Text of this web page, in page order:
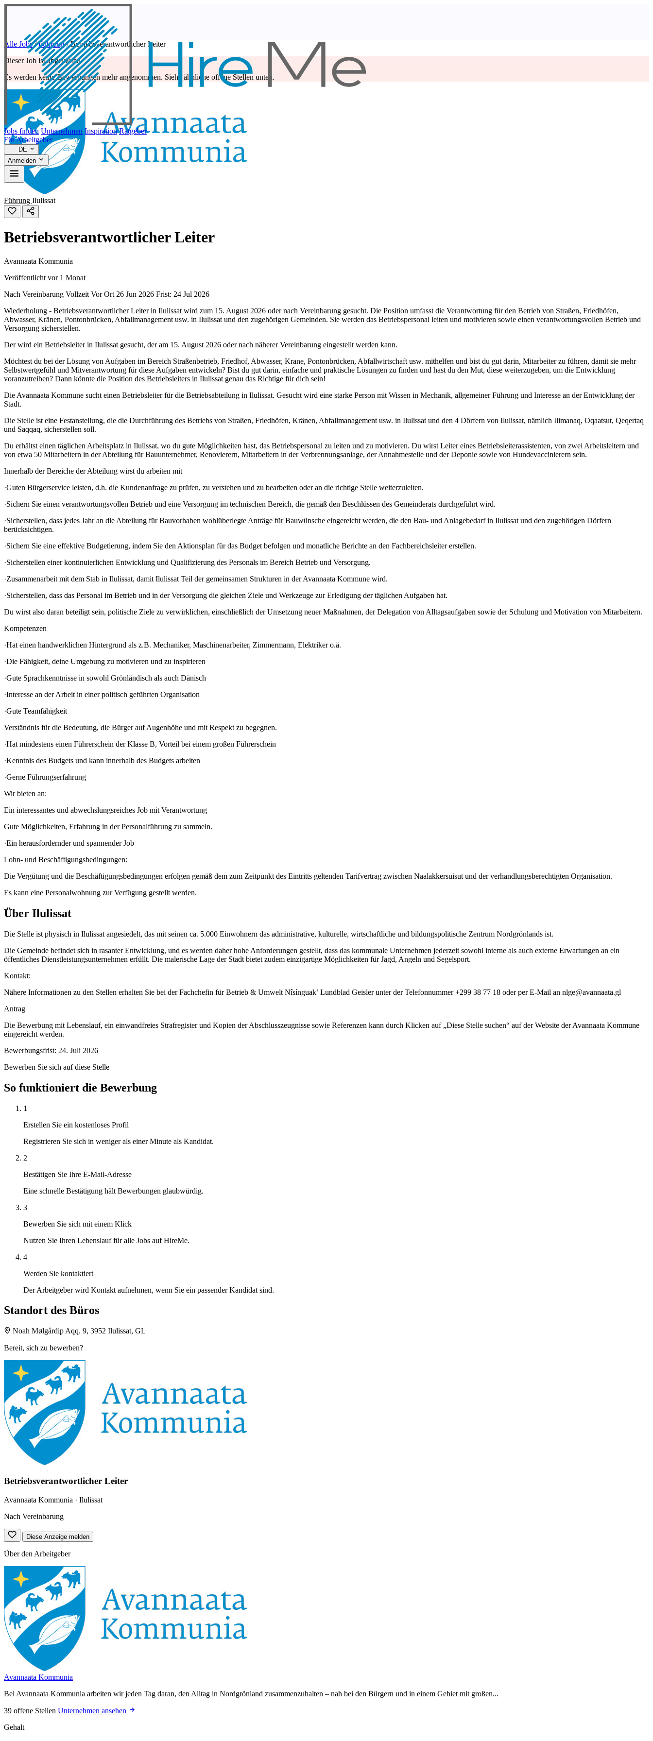
Jobs finden Unternehmen Inspiration Ratgeber
Für Arbeitgeber
DE
Anmelden
Alle Jobs / Führung / Betriebsverantwortlicher Leiter
Dieser Job ist abgelaufen.
Es werden keine Bewerbungen mehr angenommen. Siehe ähnliche offene Stellen unten.
Führung Ilulissat
Betriebsverantwortlicher Leiter
Avannaata Kommunia
Veröffentlicht vor 1 Monat
Nach Vereinbarung Vollzeit Vor Ort 26 Jun 2026 Frist: 24 Jul 2026
Wiederholung - Betriebsverantwortlicher Leiter in Ilulissat wird zum 15. August 2026 oder nach Vereinbarung gesucht. Die Position umfasst die Verantwortung für den Betrieb von Straßen, Friedhöfen,
Abwasser, Kränen, Pontonbrücken, Abfallmanagement usw. in Ilulissat und den zugehörigen Gemeinden. Sie werden das Betriebspersonal leiten und motivieren sowie einen verantwortungsvollen Betrieb und
Versorgung sicherstellen.
Der wird ein Betriebsleiter in Ilulissat gesucht, der am 15. August 2026 oder nach näherer Vereinbarung eingestellt werden kann.
Möchtest du bei der Lösung von Aufgaben im Bereich Straßenbetrieb, Friedhof, Abwasser, Krane, Pontonbrücken, Abfallwirtschaft usw. mithelfen und bist du gut darin, Mitarbeiter zu führen, damit sie mehr
Selbstwertgefühl und Mitverantwortung für diese Aufgaben entwickeln? Bist du gut darin, einfache und praktische Lösungen zu finden und hast du den Mut, diese weiterzugeben, um die Entwicklung
voranzutreiben? Dann könnte die Position des Betriebsleiters in Ilulissat genau das Richtige für dich sein!
Die Avannaata Kommune sucht einen Betriebsleiter für die Betriebsabteilung in Ilulissat. Gesucht wird eine starke Person mit Wissen in Mechanik, allgemeiner Führung und Interesse an der Entwicklung der
Stadt.
Die Stelle ist eine Festanstellung, die die Durchführung des Betriebs von Straßen, Friedhöfen, Kränen, Abfallmanagement usw. in Ilulissat und den 4 Dörfern von Ilulissat, nämlich Ilimanaq, Oqaatsut, Qeqertaq
und Saqqaq, sicherstellen soll.
Du erhältst einen täglichen Arbeitsplatz in Ilulissat, wo du gute Möglichkeiten hast, das Betriebspersonal zu leiten und zu motivieren. Du wirst Leiter eines Betriebsleiterassistenten, von zwei Arbeitsleitern und
von etwa 50 Mitarbeitern in der Abteilung für Bauunternehmer, Renovierern, Mitarbeitern in der Verbrennungsanlage, der Annahmestelle und der Deponie sowie von Hundevaccinierern sein.
Innerhalb der Bereiche der Abteilung wirst du arbeiten mit
·Guten Bürgerservice leisten, d.h. die Kundenanfrage zu prüfen, zu verstehen und zu bearbeiten oder an die richtige Stelle weiterzuleiten.
·Sichern Sie einen verantwortungsvollen Betrieb und eine Versorgung im technischen Bereich, die gemäß den Beschlüssen des Gemeinderats durchgeführt wird.
·Sicherstellen, dass jedes Jahr an die Abteilung für Bauvorhaben wohlüberlegte Anträge für Bauwünsche eingereicht werden, die den Bau- und Anlagebedarf in Ilulissat und den zugehörigen Dörfern
berücksichtigen.
·Sichern Sie eine effektive Budgetierung, indem Sie den Aktionsplan für das Budget befolgen und monatliche Berichte an den Fachbereichsleiter erstellen.
·Sicherstellen einer kontinuierlichen Entwicklung und Qualifizierung des Personals im Bereich Betrieb und Versorgung.
·Zusammenarbeit mit dem Stab in Ilulissat, damit Ilulissat Teil der gemeinsamen Strukturen in der Avannaata Kommune wird.
·Sicherstellen, dass das Personal im Betrieb und in der Versorgung die gleichen Ziele und Werkzeuge zur Erledigung der täglichen Aufgaben hat.
Du wirst also daran beteiligt sein, politische Ziele zu verwirklichen, einschließlich der Umsetzung neuer Maßnahmen, der Delegation von Alltagsaufgaben sowie der Schulung und Motivation von Mitarbeitern.
Kompetenzen
·Hat einen handwerklichen Hintergrund als z.B. Mechaniker, Maschinenarbeiter, Zimmermann, Elektriker o.ä.
·Die Fähigkeit, deine Umgebung zu motivieren und zu inspirieren
·Gute Sprachkenntnisse in sowohl Grönländisch als auch Dänisch
·Interesse an der Arbeit in einer politisch geführten Organisation
·Gute Teamfähigkeit
Verständnis für die Bedeutung, die Bürger auf Augenhöhe und mit Respekt zu begegnen.
·Hat mindestens einen Führerschein der Klasse B, Vorteil bei einem großen Führerschein
·Kenntnis des Budgets und kann innerhalb des Budgets arbeiten
·Gerne Führungserfahrung
Wir bieten an:
Ein interessantes und abwechslungsreiches Job mit Verantwortung
Gute Möglichkeiten, Erfahrung in der Personalführung zu sammeln.
·Ein herausfordernder und spannender Job
Lohn- und Beschäftigungsbedingungen:
Die Vergütung und die Beschäftigungsbedingungen erfolgen gemäß dem zum Zeitpunkt des Eintritts geltenden Tarifvertrag zwischen Naalakkersuisut und der verhandlungsberechtigten Organisation.
Es kann eine Personalwohnung zur Verfügung gestellt werden.
Über Ilulissat
Die Stelle ist physisch in Ilulissat angesiedelt, das mit seinen ca. 5.000 Einwohnern das administrative, kulturelle, wirtschaftliche und bildungspolitische Zentrum Nordgrönlands ist.
Die Gemeinde befindet sich in rasanter Entwicklung, und es werden daher hohe Anforderungen gestellt, dass das kommunale Unternehmen jederzeit sowohl interne als auch externe Erwartungen an ein
öffentliches Dienstleistungsunternehmen erfüllt. Die malerische Lage der Stadt bietet zudem einzigartige Möglichkeiten für Jagd, Angeln und Segelsport.
Kontakt:
Nähere Informationen zu den Stellen erhalten Sie bei der Fachchefin für Betrieb & Umwelt Nîsínguak’ Lundblad Geisler unter der Telefonnummer +299 38 77 18 oder per E-Mail an nlge@avannaata.gl
Antrag
Die Bewerbung mit Lebenslauf, ein einwandfreies Strafregister und Kopien der Abschlusszeugnisse sowie Referenzen kann durch Klicken auf „Diese Stelle suchen“ auf der Website der Avannaata Kommune
eingereicht werden.
Bewerbungsfrist: 24. Juli 2026
Bewerben Sie sich auf diese Stelle
So funktioniert die Bewerbung
1
Erstellen Sie ein kostenloses Profil
Registrieren Sie sich in weniger als einer Minute als Kandidat.
2
Bestätigen Sie Ihre E-Mail-Adresse
Eine schnelle Bestätigung hält Bewerbungen glaubwürdig.
3
Bewerben Sie sich mit einem Klick
Nutzen Sie Ihren Lebenslauf für alle Jobs auf HireMe.
4
Werden Sie kontaktiert
Der Arbeitgeber wird Kontakt aufnehmen, wenn Sie ein passender Kandidat sind.
Standort des Büros
Noah Mølgårdip Aqq. 9, 3952 Ilulissat, GL
Bereit, sich zu bewerben?
Betriebsverantwortlicher Leiter
Avannaata Kommunia · Ilulissat
Nach Vereinbarung
Diese Anzeige melden
Über den Arbeitgeber
Avannaata Kommunia
Bei Avannaata Kommunia arbeiten wir jeden Tag daran, den Alltag in Nordgrönland zusammenzuhalten – nah bei den Bürgern und in einem Gebiet mit großen...
39 offene Stellen Unternehmen ansehen
Gehalt